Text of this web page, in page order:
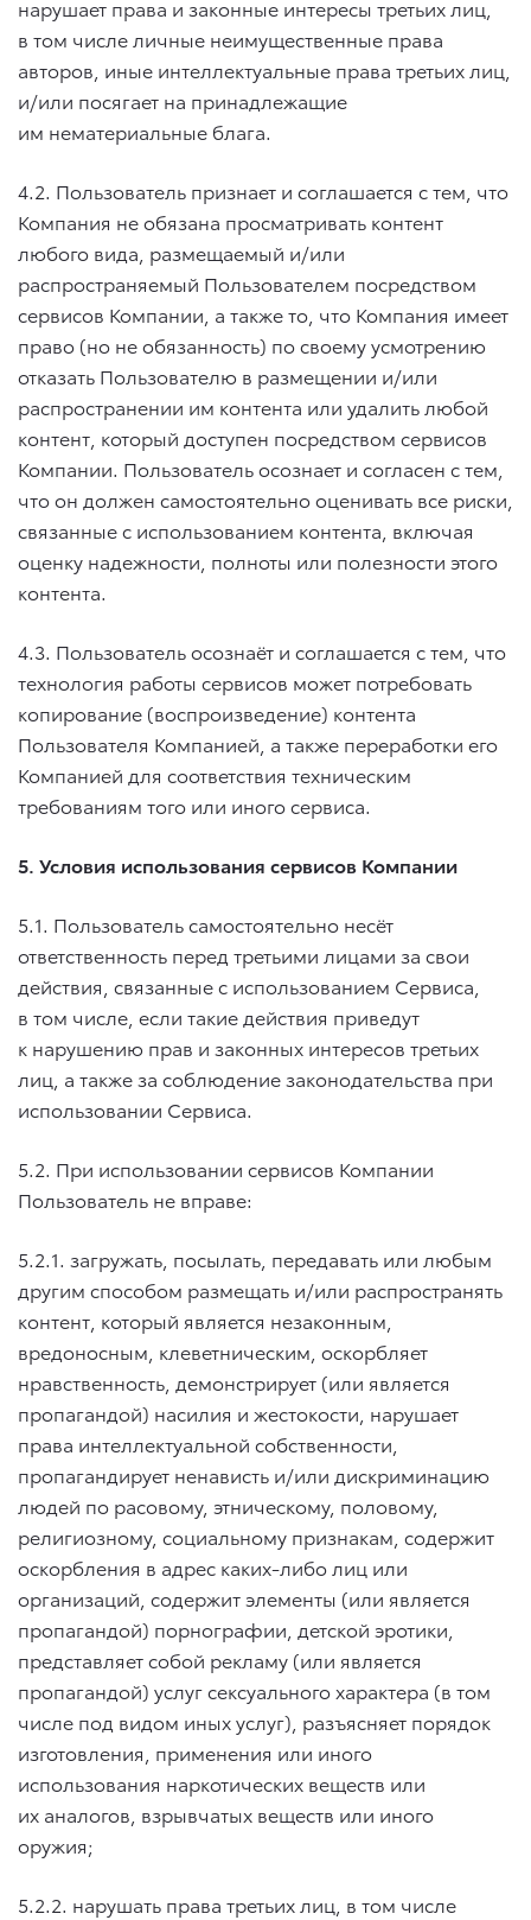
нарушает права и законные интересы третьих лиц,
в том числе личные неимущественные права
авторов, иные интеллектуальные права третьих лиц,
и/или посягает на принадлежащие
им нематериальные блага.
4.2. Пользователь признает и соглашается с тем, что
Компания не обязана просматривать контент
любого вида, размещаемый и/или
распространяемый Пользователем посредством
сервисов Компании, а также то, что Компания имеет
право (но не обязанность) по своему усмотрению
отказать Пользователю в размещении и/или
распространении им контента или удалить любой
контент, который доступен посредством сервисов
Компании. Пользователь осознает и согласен с тем,
что он должен самостоятельно оценивать все риски,
связанные с использованием контента, включая
оценку надежности, полноты или полезности этого
контента.
4.3. Пользователь осознаёт и соглашается с тем, что
технология работы сервисов может потребовать
копирование (воспроизведение) контента
Пользователя Компанией, а также переработки его
Компанией для соответствия техническим
требованиям того или иного сервиса.
5. Условия использования сервисов Компании
5.1. Пользователь самостоятельно несёт
ответственность перед третьими лицами за свои
действия, связанные с использованием Сервиса,
в том числе, если такие действия приведут
к нарушению прав и законных интересов третьих
лиц, а также за соблюдение законодательства при
использовании Сервиса.
5.2. При использовании сервисов Компании
Пользователь не вправе:
5.2.1. загружать, посылать, передавать или любым
другим способом размещать и/или распространять
контент, который является незаконным,
вредоносным, клеветническим, оскорбляет
нравственность, демонстрирует (или является
пропагандой) насилия и жестокости, нарушает
права интеллектуальной собственности,
пропагандирует ненависть и/или дискриминацию
людей по расовому, этническому, половому,
религиозному, социальному признакам, содержит
оскорбления в адрес каких-либо лиц или
организаций, содержит элементы (или является
пропагандой) порнографии, детской эротики,
представляет собой рекламу (или является
пропагандой) услуг сексуального характера (в том
числе под видом иных услуг), разъясняет порядок
изготовления, применения или иного
использования наркотических веществ или
их аналогов, взрывчатых веществ или иного
оружия;
5.2.2. нарушать права третьих лиц, в том числе